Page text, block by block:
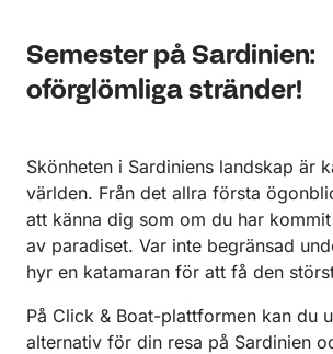
Semester på Sardinien:
oförglömliga stränder!
Skönheten i Sardiniens landskap är
världen. Från det allra första
att känna dig som om du har
av paradiset. Var inte begränsad
hyr en katamaran för att få den
På Click & Boat-plattformen kan du
alternativ för din resa på Sardinien